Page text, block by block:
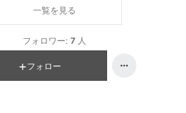
一覧を見る
フォロワー: 7 人
フォロー